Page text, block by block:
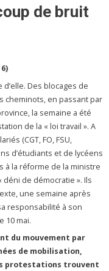
de bruit
Des blocages de
cheminots, en passant par
la semaine a été
de la « loi travail ». A
(CGT, FO, FSU,
d’étudiants et de lycéens
à la réforme de la ministre
déni de démocratie ». Ils
une semaine après
responsabilité à son
10 mai.
du mouvement par
de mobilisation,
protestations trouvent